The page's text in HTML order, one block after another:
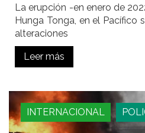
La erupción -en enero de
Hunga Tonga, en el Pacífico
alteraciones
Leer más
INTERNACIONAL